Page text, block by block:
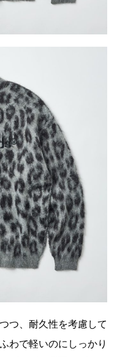
つ、耐久性を考慮して
わで軽いのにしっかり